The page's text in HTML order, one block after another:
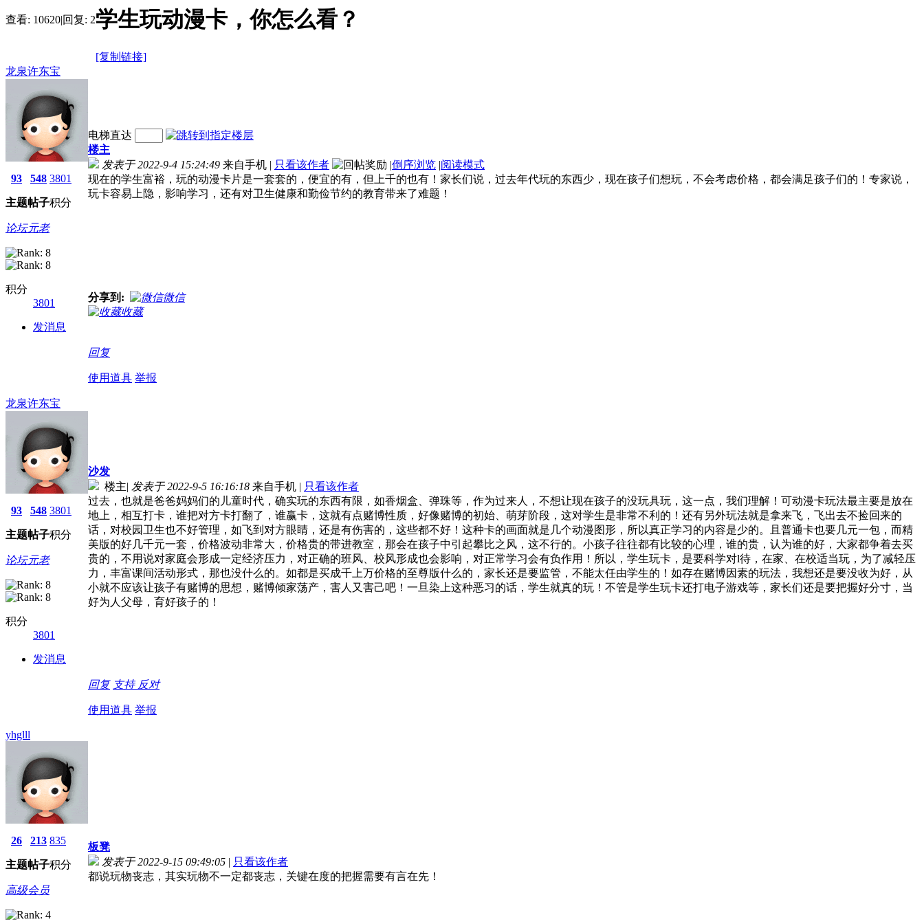
查看: 10620|回复: 2学生玩动漫卡，你怎么看？
[复制链接]
龙泉许东宝
93
主题
548
帖子
3801
积分
论坛元老
积分
3801
发消息
电梯直达
楼主
发表于 2022-9-4 15:24:49 来自手机 | 只看该作者 |倒序浏览 |阅读模式
现在的学生富裕，玩的动漫卡片是一套套的，便宜的有，但上千的也有！家长们说，过去年代玩的东西少，现在孩子们想玩，不会考虑价格，都会满足孩子们的！专家说，
玩卡容易上隐，影响学习，还有对卫生健康和勤俭节约的教育带来了难题！
分享到:
微信
收藏
回复
使用道具 举报
龙泉许东宝
93
主题
548
帖子
3801
积分
论坛元老
积分
3801
发消息
沙发
楼主| 发表于 2022-9-5 16:16:18 来自手机 | 只看该作者
过去，也就是爸爸妈妈们的儿童时代，确实玩的东西有限，如香烟盒、弹珠等，作为过来人，不想让现在孩子的没玩具玩，这一点，我们理解！可动漫卡玩法最主要是放在
地上，相互打卡，谁把对方卡打翻了，谁赢卡，这就有点赌博性质，好像赌博的初始、萌芽阶段，这对学生是非常不利的！还有另外玩法就是拿来飞，飞出去不捡回来的
话，对校园卫生也不好管理，如飞到对方眼睛，还是有伤害的，这些都不好！这种卡的画面就是几个动漫图形，所以真正学习的内容是少的。且普通卡也要几元一包，而精
美版的好几千元一套，价格波动非常大，价格贵的带进教室，那会在孩子中引起攀比之风，这不行的。小孩子往往都有比较的心理，谁的贵，认为谁的好，大家都争着去买
贵的，不用说对家庭会形成一定经济压力，对正确的班风、校风形成也会影响，对正常学习会有负作用！所以，学生玩卡，是要科学对l待，在家、在校适当玩，为了减轻压
力，丰富课间活动形式，那也没什么的。如都是买成千上万价格的至尊版什么的，家长还是要监管，不能太任由学生的！如存在赌博因素的玩法，我想还是要没收为好，从
小就不应该让孩子有赌博的思想，赌博倾家荡产，害人又害己吧！一旦染上这种恶习的话，学生就真的玩！不管是学生玩卡还打电子游戏等，家长们还是要把握好分寸，当
好为人父母，育好孩子的！
回复 支持 反对
使用道具 举报
yhglll
26
主题
213
帖子
835
积分
高级会员
板凳
发表于 2022-9-15 09:49:05 | 只看该作者
都说玩物丧志，其实玩物不一定都丧志，关键在度的把握需要有言在先！